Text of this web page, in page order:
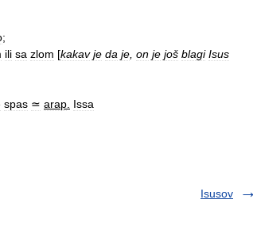
;
ili sa zlom [kakav je da je on je još blagi Isus
spas ≃ arap Issa
Isusov